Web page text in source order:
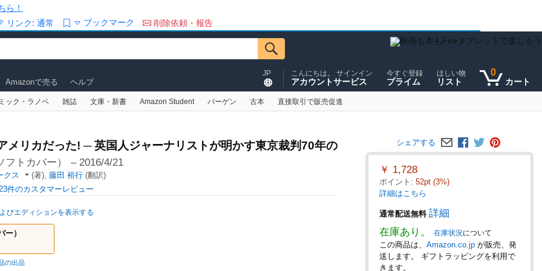
ら！
リンク: 通常 ブックマーク 削除依頼・報告